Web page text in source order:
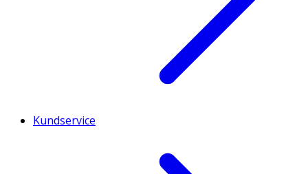
Kundservice